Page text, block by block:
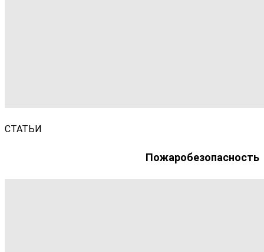
СТАТЬИ
Пожаробезопасность